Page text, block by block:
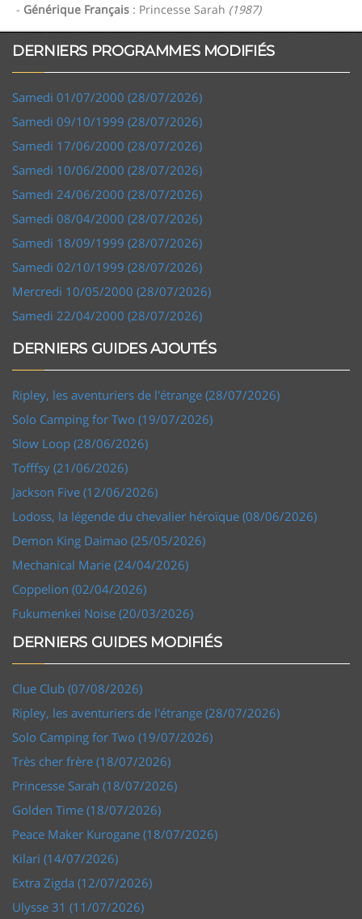
- Générique Français : Princesse Sarah (1987)
DERNIERS PROGRAMMES MODIFIÉS
Samedi 01/07/2000 (28/07/2026)
Samedi 09/10/1999 (28/07/2026)
Samedi 17/06/2000 (28/07/2026)
Samedi 10/06/2000 (28/07/2026)
Samedi 24/06/2000 (28/07/2026)
Samedi 08/04/2000 (28/07/2026)
Samedi 18/09/1999 (28/07/2026)
Samedi 02/10/1999 (28/07/2026)
Mercredi 10/05/2000 (28/07/2026)
Samedi 22/04/2000 (28/07/2026)
DERNIERS GUIDES AJOUTÉS
Ripley, les aventuriers de l'étrange (28/07/2026)
Solo Camping for Two (19/07/2026)
Slow Loop (28/06/2026)
Tofffsy (21/06/2026)
Jackson Five (12/06/2026)
Lodoss, la légende du chevalier héroïque (08/06/2026)
Demon King Daimao (25/05/2026)
Mechanical Marie (24/04/2026)
Coppelion (02/04/2026)
Fukumenkei Noise (20/03/2026)
DERNIERS GUIDES MODIFIÉS
Clue Club (07/08/2026)
Ripley, les aventuriers de l'étrange (28/07/2026)
Solo Camping for Two (19/07/2026)
Très cher frère (18/07/2026)
Princesse Sarah (18/07/2026)
Golden Time (18/07/2026)
Peace Maker Kurogane (18/07/2026)
Kilari (14/07/2026)
Extra Zigda (12/07/2026)
Ulysse 31 (11/07/2026)